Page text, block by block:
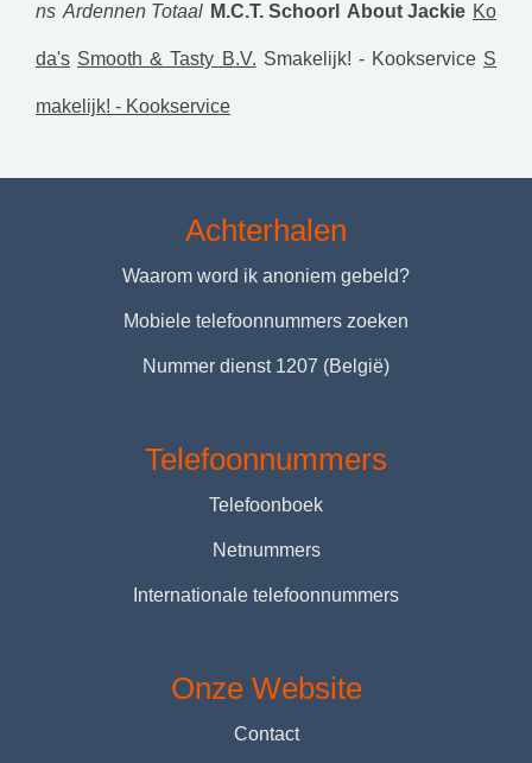
ns Ardennen Totaal M.C.T. Schoorl About Jackie Ko
da's Smooth & Tasty B.V. Smakelijk! - Kookservice S
makelijk! - Kookservice
Achterhalen
Waarom word ik anoniem gebeld?
Mobiele telefoonnummers zoeken
Nummer dienst 1207 (België)
Telefoonnummers
Telefoonboek
Netnummers
Internationale telefoonnummers
Onze Website
Contact